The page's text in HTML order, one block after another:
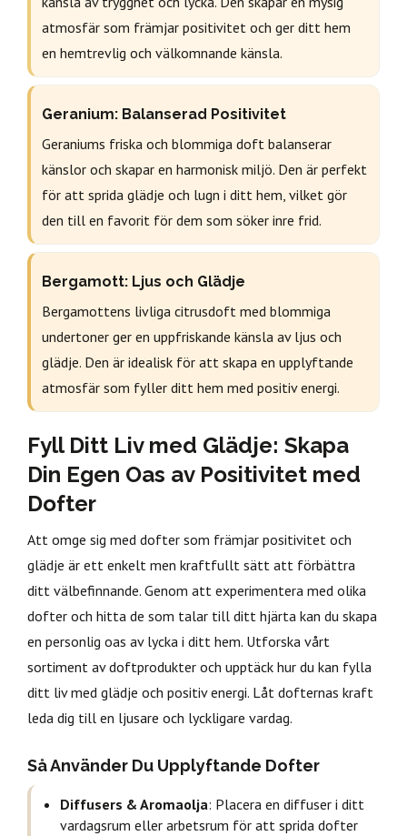
atmosfär som främjar positivitet och ger ditt hem
en hemtrevlig och välkomnande känsla.
Geranium: Balanserad Positivitet
Geraniums friska och blommiga doft balanserar
känslor och skapar en harmonisk miljö. Den är perfekt
för att sprida glädje och lugn i ditt hem, vilket gör
den till en favorit för dem som söker inre frid.
Bergamott: Ljus och Glädje
Bergamottens livliga citrusdoft med blommiga
undertoner ger en uppfriskande känsla av ljus och
glädje. Den är idealisk för att skapa en upplyftande
atmosfär som fyller ditt hem med positiv energi.
Fyll Ditt Liv med Glädje: Skapa
Din Egen Oas av Positivitet med
Dofter
Att omge sig med dofter som främjar positivitet och
glädje är ett enkelt men kraftfullt sätt att förbättra
ditt välbefinnande. Genom att experimentera med olika
dofter och hitta de som talar till ditt hjärta kan du skapa
en personlig oas av lycka i ditt hem. Utforska vårt
sortiment av doftprodukter och upptäck hur du kan fylla
ditt liv med glädje och positiv energi. Låt dofternas kraft
leda dig till en ljusare och lyckligare vardag.
Så Använder Du Upplyftande Dofter
Diffusers & Aromaolja: Placera en diffuser i ditt
vardagsrum eller arbetsrum för att sprida dofter